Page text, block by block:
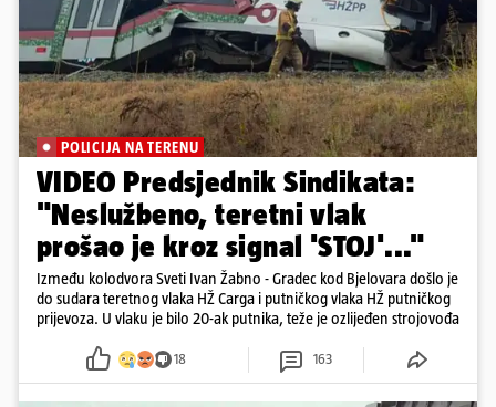
POLICIJA NA TERENU
VIDEO Predsjednik Sindikata:
"Neslužbeno, teretni vlak
prošao je kroz signal 'STOJ'..."
Između kolodvora Sveti Ivan Žabno - Gradec kod Bjelovara došlo je
do sudara teretnog vlaka HŽ Carga i putničkog vlaka HŽ putničkog
prijevoza. U vlaku je bilo 20-ak putnika, teže je ozlijeđen strojovođa
18 163